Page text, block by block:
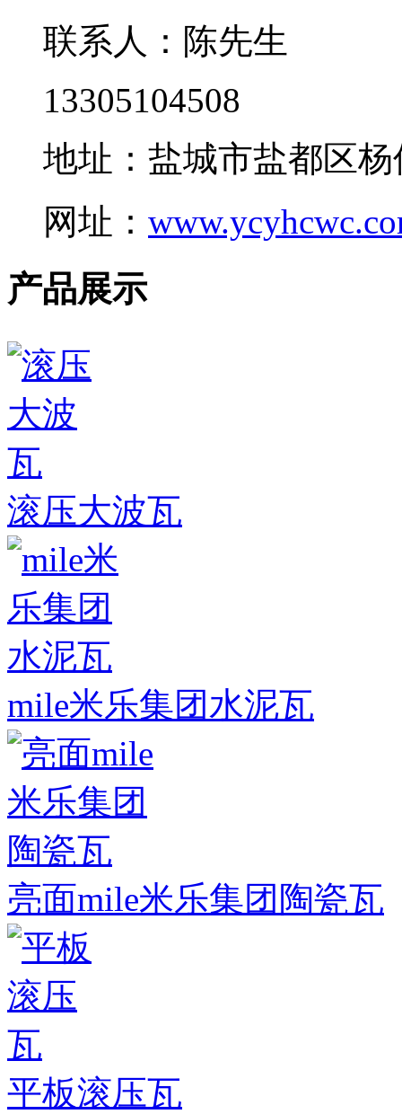
联系人：陈先生
13305104508
地址：盐城市盐都区
网址：
产品展示
滚压大波瓦
mile米乐集团水泥瓦
亮面mile米乐集团陶瓷瓦
平板滚压瓦